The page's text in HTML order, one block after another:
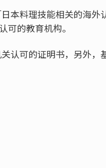
本料理技能相关的海外
可的教育机构。
认可的证明书，另外，